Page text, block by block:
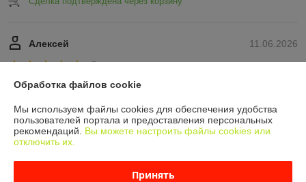
11.06.2026
Алексей
Отлично
Показать все отзывы
О нас
Обработка файлов cookie
Мы используем файлы cookies для обеспечения удобства
пользователей портала и предоставления персональных
рекомендаций. Вы можете настроить файлы cookies или
отключить их.
Принять